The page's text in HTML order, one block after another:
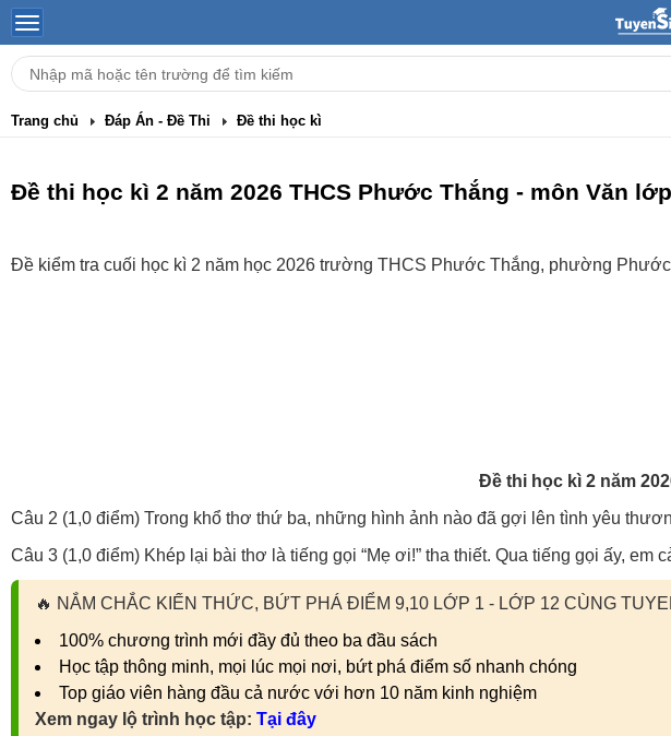
Trang chủ Đáp Án - Đề Thi Đề thi học kì
Đề thi học kì 2 năm 2026 THCS Phước Thắng - môn Văn
Đề kiểm tra cuối học kì 2 năm học 2026 trường THCS Phước Thắng, phường
Đề thi học kì 2 năm
Câu 2 (1,0 điểm) Trong khổ thơ thứ ba, những hình ảnh nào đã gợi lên tình yêu
Câu 3 (1,0 điểm) Khép lại bài thơ là tiếng gọi “Mẹ ơi!” tha thiết. Qua tiếng gọi ấy,
🔥 NẮM CHẮC KIẾN THỨC, BỨT PHÁ ĐIỂM 9,10 LỚP 1 - LỚP 12 CÙNG
100% chương trình mới đầy đủ theo ba đầu sách
Học tập thông minh, mọi lúc mọi nơi, bứt phá điểm số nhanh chóng
Top giáo viên hàng đầu cả nước với hơn 10 năm kinh nghiệm
Xem ngay lộ trình học tập: Tại đây